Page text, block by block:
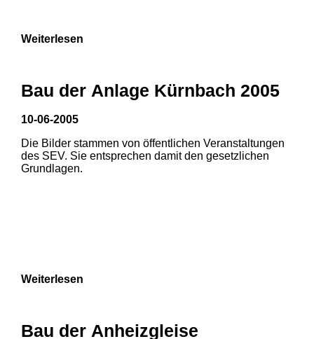
1 2
3
Weiterlesen
Bau der Anlage Kürnbach 2005
10-06-2005
Die Bilder stammen von öffentlichen Veranstaltungen
des SEV. Sie entsprechen damit den gesetzlichen
Grundlagen.
Weiterlesen
Bau der Anheizgleise